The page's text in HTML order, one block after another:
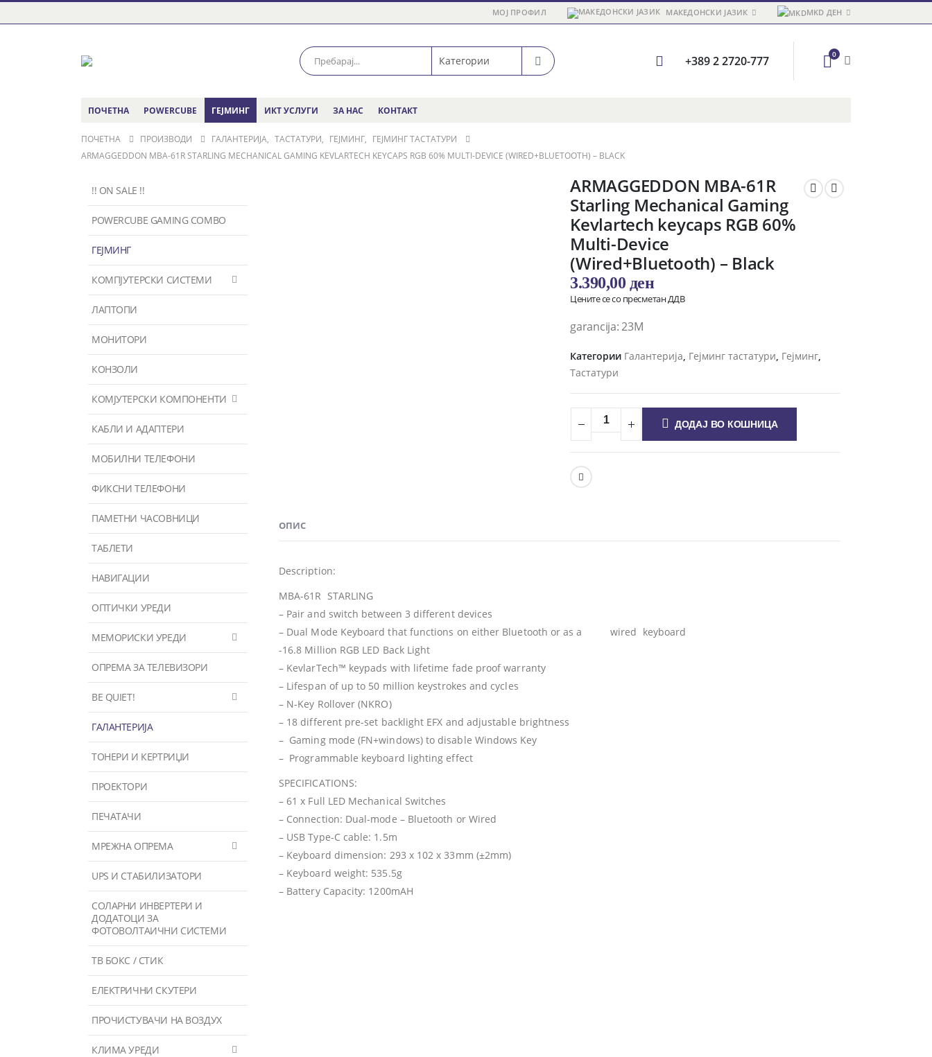
МОЈ ПРОФИЛ МАКЕДОНСКИ ЈАЗИК MKD ДЕН
+389 2 2720-777 0
ПОЧЕТНА POWERCUBE ГЕЈМИНГ ИКТ УСЛУГИ ЗА НАС КОНТАКТ
ПОЧЕТНА ПРОИЗВОДИ ГАЛАНТЕРИЈА, ТАСТАТУРИ, ГЕЈМИНГ, ГЕЈМИНГ ТАСТАТУРИ
ARMAGGEDDON MBA-61R STARLING MECHANICAL GAMING KEVLARTECH KEYCAPS RGB 60% MULTI-DEVICE (WIRED+BLUETOOTH) – BLACK
ARMAGGEDDON MBA-61R
Starling Mechanical Gaming
Kevlartech keycaps RGB 60%
Multi-Device
(Wired+Bluetooth) – Black
3.390,00 ден
Цените се со пресметан ДДВ
garancija: 23M
Категории Галантерија, Гејминг тастатури, Гејминг,
Тастатури
ДОДАЈ ВО КОШНИЦА
ОПИС
Description:
MBA-61R STARLING
– Pair and switch between 3 different devices
– Dual Mode Keyboard that functions on either Bluetooth or as a wired keyboard
-16.8 Million RGB LED Back Light
– KevlarTech™️ keypads with lifetime fade proof warranty
– Lifespan of up to 50 million keystrokes and cycles
– N-Key Rollover (NKRO)
– 18 different pre-set backlight EFX and adjustable brightness
– Gaming mode (FN+windows) to disable Windows Key
– Programmable keyboard lighting effect
SPECIFICATIONS:
– 61 x Full LED Mechanical Switches
– Connection: Dual-mode – Bluetooth or Wired
– USB Type-C cable: 1.5m
– Keyboard dimension: 293 x 102 x 33mm (±2mm)
– Keyboard weight: 535.5g
– Battery Capacity: 1200mAH
!! ON SALE !!
POWERCUBE GAMING COMBO
ГЕЈМИНГ
КОМПЈУТЕРСКИ СИСТЕМИ
ЛАПТОПИ
МОНИТОРИ
КОНЗОЛИ
КОМЈУТЕРСКИ КОМПОНЕНТИ
КАБЛИ И АДАПТЕРИ
МОБИЛНИ ТЕЛЕФОНИ
ФИКСНИ ТЕЛЕФОНИ
ПАМЕТНИ ЧАСОВНИЦИ
ТАБЛЕТИ
НАВИГАЦИИ
ОПТИЧКИ УРЕДИ
МЕМОРИСКИ УРЕДИ
ОПРЕМА ЗА ТЕЛЕВИЗОРИ
BE QUIET!
ГАЛАНТЕРИЈА
ТОНЕРИ И КЕРТРИЏИ
ПРОЕКТОРИ
ПЕЧАТАЧИ
МРЕЖНА ОПРЕМА
UPS И СТАБИЛИЗАТОРИ
СОЛАРНИ ИНВЕРТЕРИ И
ДОДАТОЦИ ЗА
ФОТОВОЛТАИЧНИ СИСТЕМИ
ТВ БОКС / СТИК
ЕЛЕКТРИЧНИ СКУТЕРИ
ПРОЧИСТУВАЧИ НА ВОЗДУХ
КЛИМА УРЕДИ